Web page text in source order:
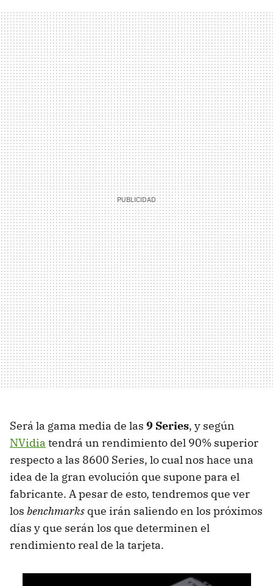
Será la gama media de las 9 Series, y según
NVidia tendrá un rendimiento del 90% superior
respecto a las 8600 Series, lo cual nos hace una
idea de la gran evolución que supone para el
fabricante. A pesar de esto, tendremos que ver
los benchmarks que irán saliendo en los próximos
días y que serán los que determinen el
rendimiento real de la tarjeta.